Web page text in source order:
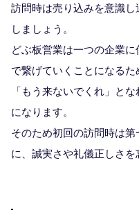
訪問時は売り込みを意識
しましょう。
どぶ板営業は一つの企業
で繋げていくことになる
「もう来ないでくれ」と
になります。
そのため初回の訪問時は
に、誠実さや礼儀正しさを